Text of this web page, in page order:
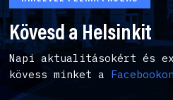
Kövesd a Helsinkit
Napi aktualitásokért és
kövess minket a Facebookon